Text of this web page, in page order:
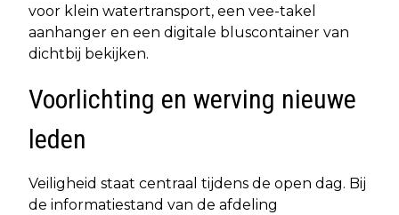
voor klein watertransport, een vee-takel
aanhanger en een digitale bluscontainer van
dichtbij bekijken.
Voorlichting en werving nieuwe
leden
Veiligheid staat centraal tijdens de open dag. Bij
de informatiestand van de afdeling